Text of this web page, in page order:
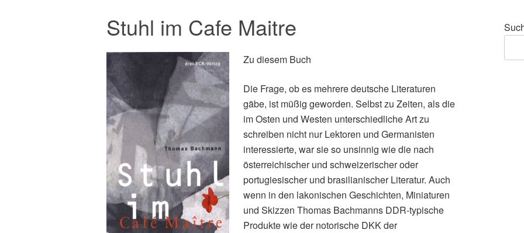
Stuhl im Cafe Maitre
Zu diesem Buch
Die Frage, ob es mehrere deutsche Literaturen
gäbe, ist müßig geworden. Selbst zu Zeiten, als die
im Osten und Westen unterschiedliche Art zu
schreiben nicht nur Lektoren und Germanisten
interessierte, war sie so unsinnig wie die nach
österreichischer und schweizerischer oder
portugiesischer und brasilianischer Literatur. Auch
wenn in den lakonischen Geschichten, Miniaturen
und Skizzen Thomas Bachmanns DDR-typische
Produkte wie der notorische DKK der